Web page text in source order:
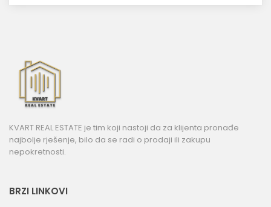
KVART REAL ESTATE je tim koji nastoji da za klijenta pronađe
najbolje rješenje, bilo da se radi o prodaji ili zakupu
nepokretnosti.
BRZI LINKOVI